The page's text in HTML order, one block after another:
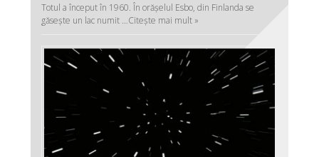
Totul a început în 1960. În orășelul Esbo, din Finlanda se
găsește un lac numit …Citește mai mult »